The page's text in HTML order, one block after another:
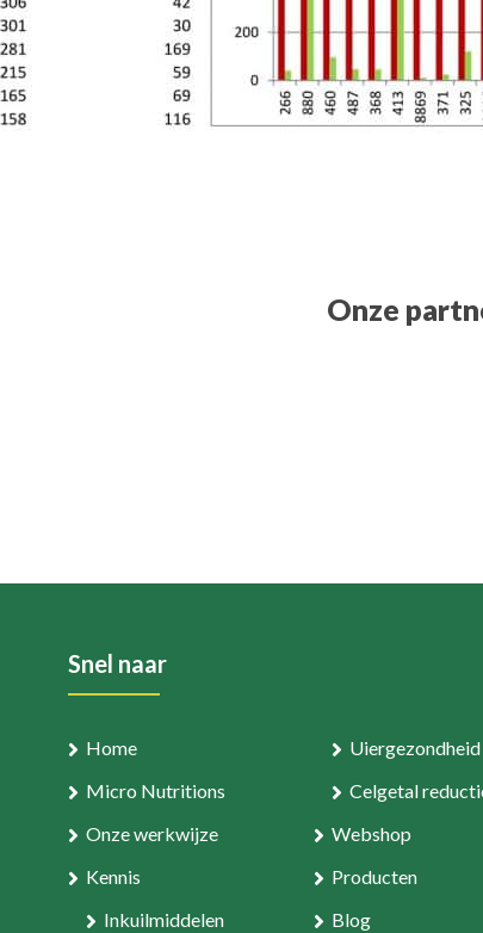
Onze
Snel naar
Home
Micro Nutritions
Onze werkwijze
Kennis
Inkuilmiddelen
Uiergezondheid
Celgetal
Webshop
Producten
Blog